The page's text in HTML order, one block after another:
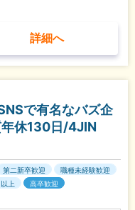
詳細へ
で有名なバズ企
休130日/4JIN
第二新卒歓迎
職種未経験歓迎
上 高卒歓迎